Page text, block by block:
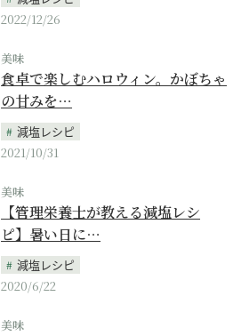
2022/12/26
美味
食卓で楽しむハロウィン。かぼちゃ
の甘みを…
減塩レシピ
2021/10/31
美味
【管理栄養士が教える減塩レシ
ピ】暑い日に…
減塩レシピ
2020/6/22
美味